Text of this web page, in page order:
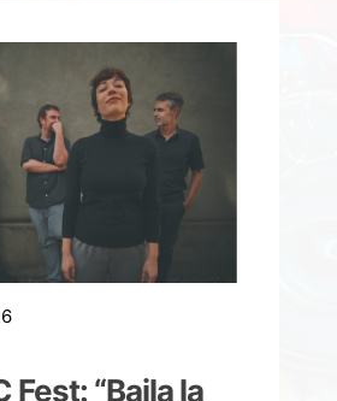
Fest: “Baila la